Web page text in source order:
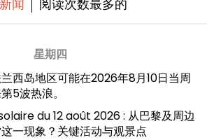
闻 阅读次数最多的
星期四
西岛地区可能在2026年8月10日当周
5波热浪。
du 12 août 2026 : 从巴黎及周边
一现象？关键活动与观景点